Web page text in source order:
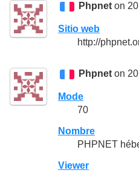
Phpnet on
Sitio web
http://
Phpnet on
Mode
70
Nombre
PHPNET
Viewer